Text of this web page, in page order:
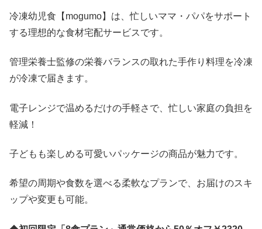
冷凍幼児食【mogumo】は、忙しいママ・パパをサポート
する理想的な食材宅配サービスです。
管理栄養士監修の栄養バランスの取れた手作り料理を冷凍
が冷凍で届きます。
電子レンジで温めるだけの手軽さで、忙しい家庭の負担を
軽減！
子どもも楽しめる可愛いパッケージの商品が魅力です。
希望の周期や食数を選べる柔軟なプランで、お届けのスキ
ップや変更も可能。